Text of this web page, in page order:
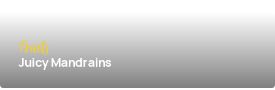
Fruits
Juicy Mandrains